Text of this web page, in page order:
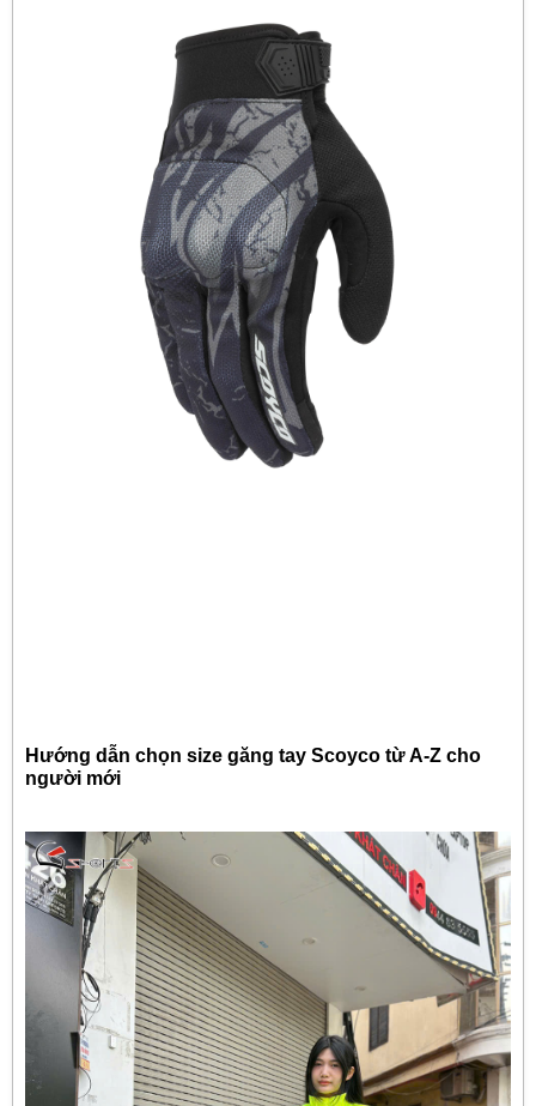
Hướng dẫn chọn size găng tay Scoyco từ A-Z cho
người mới